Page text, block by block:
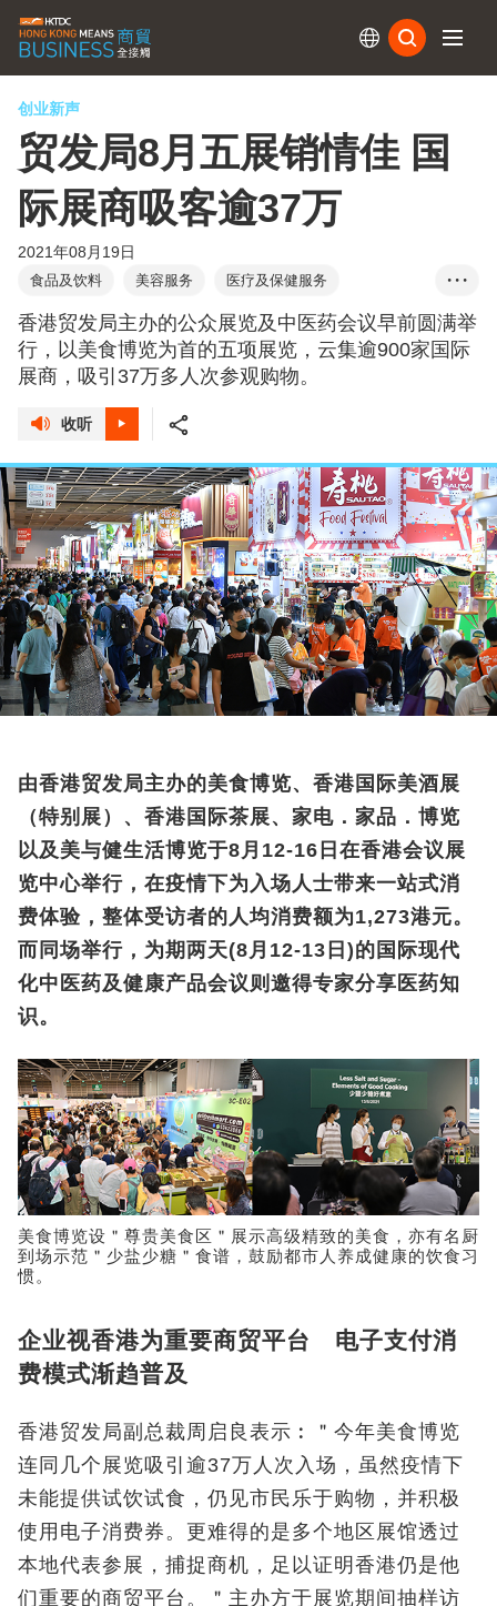
创业新声
贸发局8月五展销情佳 国
际展商吸客逾37万
2021年08月19日
食品及饮料 美容服务
医疗及保健服务
家庭用品
医疗用品及医药
• • •
香港贸发局主办的公众展览及中医药会议早前圆满举
行，以美食博览为首的五项展览，云集逾900家国际
展商，吸引37万多人次参观购物。
收听
由香港贸发局主办的美食博览、香港国际美酒展
（特别展）、香港国际茶展、家电．家品．博览
以及美与健生活博览于8月12-16日在香港会议展
览中心举行，在疫情下为入场人士带来一站式消
费体验，整体受访者的人均消费额为1,273港元。
而同场举行，为期两天(8月12-13日)的国际现代
化中医药及健康产品会议则邀得专家分享医药知
识。
美食博览设＂尊贵美食区＂展示高级精致的美食，亦有名厨
到场示范＂少盐少糖＂食谱，鼓励都市人养成健康的饮食习
惯。
企业视香港为重要商贸平台 电子支付消
费模式渐趋普及
香港贸发局副总裁周启良表示︰＂今年美食博览
连同几个展览吸引逾37万人次入场，虽然疫情下
未能提供试饮试食，仍见市民乐于购物，并积极
使用电子消费券。更难得的是多个地区展馆透过
本地代表参展，捕捉商机，足以证明香港仍是他
们重要的商贸平台。＂主办方于展览期间抽样访